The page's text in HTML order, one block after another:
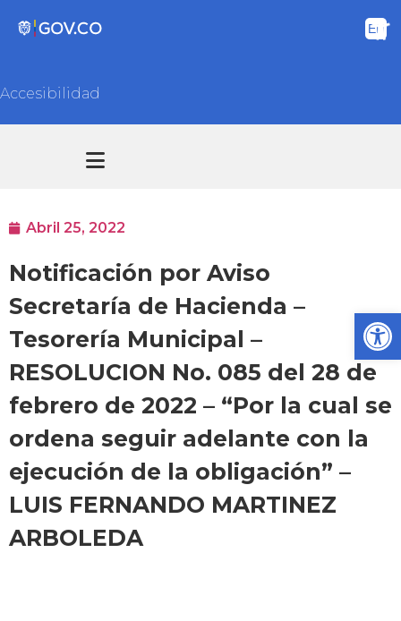
Accesibilidad
Abril 25, 2022
Notificación por Aviso
Secretaría de Hacienda –
Tesorería Municipal –
RESOLUCION No. 085 del 28 de
febrero de 2022 – “Por la cual se
ordena seguir adelante con la
ejecución de la obligación” –
LUIS FERNANDO MARTINEZ
ARBOLEDA